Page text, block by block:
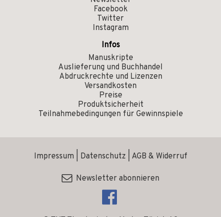
Facebook
Twitter
Instagram
Infos
Manuskripte
Auslieferung und Buchhandel
Abdruckrechte und Lizenzen
Versandkosten
Preise
Produktsicherheit
Teilnahmebedingungen für Gewinnspiele
Impressum Datenschutz AGB & Widerruf
Newsletter abonnieren